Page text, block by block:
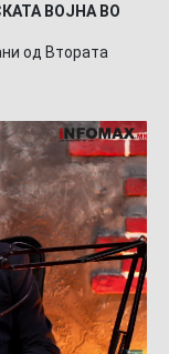
ВОЈНА ВО
од Втората